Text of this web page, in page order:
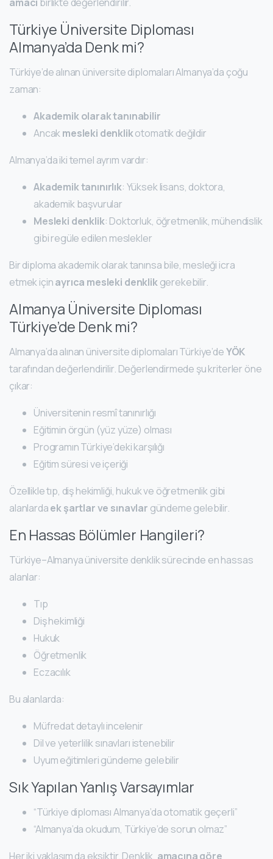
amacı birlikte değerlendirilir.
Türkiye Üniversite Diploması
Almanya’da Denk mi?
Türkiye’de alınan üniversite diplomaları Almanya’da çoğu
zaman:
Akademik olarak tanınabilir
Ancakmesleki denklikotomatik değildir
Almanya’da iki temel ayrım vardır:
Akademik tanınırlık: Yüksek lisans, doktora,
akademik başvurular
Mesleki denklik: Doktorluk, öğretmenlik, mühendislik
gibi regüle edilen meslekler
Bir diploma akademik olarak tanınsa bile, mesleği icra
etmek içinayrıca mesleki denklikgerekebilir.
Almanya Üniversite Diploması
Türkiye’de Denk mi?
Almanya’da alınan üniversite diplomaları Türkiye’deYÖK
tarafından değerlendirilir. Değerlendirmede şu kriterler öne
çıkar:
Üniversitenin resmî tanınırlığı
Eğitimin örgün (yüz yüze) olması
Programın Türkiye’deki karşılığı
Eğitim süresi ve içeriği
Özellikle tıp, diş hekimliği, hukuk ve öğretmenlik gibi
alanlardaek şartlar ve sınavlar gündeme gelebilir.
En Hassas Bölümler Hangileri?
Türkiye–Almanya üniversite denklik sürecinde en hassas
alanlar:
Tıp
Diş hekimliği
Hukuk
Öğretmenlik
Eczacılık
Bu alanlarda:
Müfredat detaylı incelenir
Dil ve yeterlilik sınavları istenebilir
Uyum eğitimleri gündeme gelebilir
Sık Yapılan Yanlış Varsayımlar
“Türkiye diploması Almanya’da otomatik geçerli”
“Almanya’da okudum, Türkiye’de sorun olmaz”
Her iki yaklaşım da eksiktir. Denklik, amacına göre